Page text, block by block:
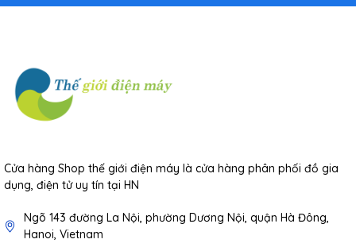
Cửa hàng Shop thế giới điện máy là cửa hàng phân phối đồ gia
dụng, điện tử uy tín tại HN
Ngõ 143 đường La Nội, phường Dương Nội, quận Hà Đông,
Hanoi, Vietnam